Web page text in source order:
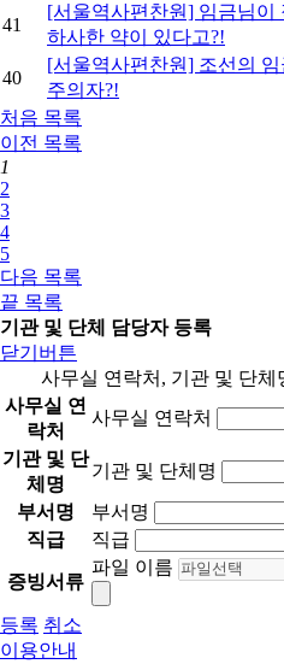
41
[서울역사편찬원] 임금님이
하사한 약이 있다고?!
40
[서울역사편찬원] 조선의
주의자?!
처음 목록
이전 목록
1
2
3
4
5
다음 목록
끝 목록
기관 및 단체 담당자 등록
닫기버튼
사무실 연락처, 기관 및 단
사무실 연
락처
사무실 연락처
기관 및 단
체명
기관 및 단체명
부서명
부서명
직급
직급
증빙서류
파일 이름
등록 취소
이용안내